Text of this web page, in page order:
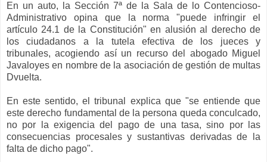
En un auto, la Sección 7ª de la Sala de lo Contencioso-
Administrativo opina que la norma "puede infringir el
artículo 24.1 de la Constitución" en alusión al derecho de
los ciudadanos a la tutela efectiva de los jueces y
tribunales, acogiendo así un recurso del abogado Miguel
Javaloyes en nombre de la asociación de gestión de multas
Dvuelta.
En este sentido, el tribunal explica que "se entiende que
este derecho fundamental de la persona queda conculcado,
no por la exigencia del pago de una tasa, sino por las
consecuencias procesales y sustantivas derivadas de la
falta de dicho pago".